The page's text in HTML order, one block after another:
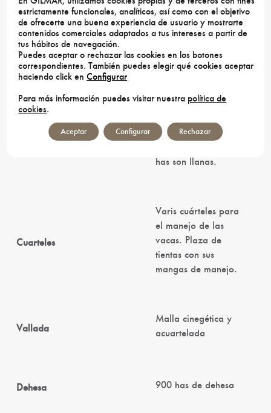
Superficie Escriturada 916.35 has
Casa Principal Cortijo para restaurar
orografía suave, y
has son llanas.
Cuarteles
Varis cuárteles para
el manejo de las
vacas. Plaza de
tientas con sus
mangas de manejo.
Vallada
Malla cinegética y
acuartelada
Dehesa 900 has de dehesa
estrictamente funcionales, analíticos, así como con el objetivo
de ofrecerte una buena experiencia de usuario y mostrarte
contenidos comerciales adaptados a tus intereses a partir de
tus hábitos de navegación.
Puedes aceptar o rechazar las cookies en los botones
correspondientes. También puedes elegir qué cookies aceptar
haciendo click enConfigurar
Para más información puedes visitar nuestra política de
cookies.
Aceptar Rechazar
Configurar